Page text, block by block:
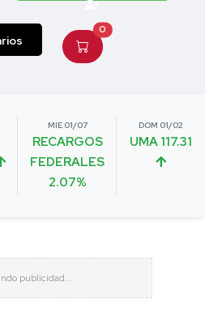
0
MIE 01/07
RECARGOS
FEDERALES
2.07%
DOM 01/02
UMA 117.31